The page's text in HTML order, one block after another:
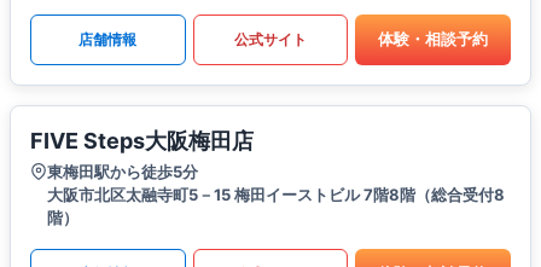
店舗情報 公式サイト 体験・相談予約
FIVE Steps大阪梅田店
東梅田駅から徒歩5分
大阪市北区太融寺町5－15 梅田イーストビル 7階8階（総合受付8
階）